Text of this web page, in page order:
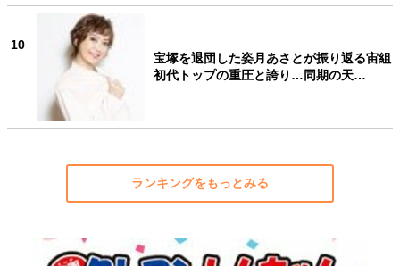
10
宝塚を退団した姿月あさとが振り返る宙組
初代トップの重圧と誇り…同期の天…
ランキングをもっとみる